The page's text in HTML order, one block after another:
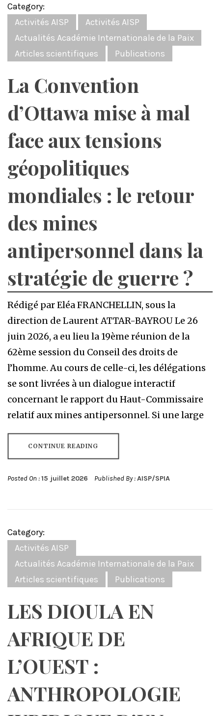
Category:
Activités AISP
Activités AISP
Actualités Académie Internationale de la Paix
Articles scientifiques
Publications
La Convention
d’Ottawa mise à mal
face aux tensions
géopolitiques
mondiales : le retour
des mines
antipersonnel dans la
stratégie de guerre ?
Rédigé par Eléa FRANCHELLIN, sous la
direction de Laurent ATTAR-BAYROU Le 26
juin 2026, a eu lieu la 19ème réunion de la
62ème session du Conseil des droits de
l’homme. Au cours de celle-ci, les délégations
se sont livrées à un dialogue interactif
concernant le rapport du Haut-Commissaire
relatif aux mines antipersonnel. Si une large
CONTINUE READING
Posted On :15 juillet 2026 Published By :AISP/SPIA
Category:
Activités AISP
Actualités Académie Internationale de la Paix
Articles scientifiques
Publications
LES DIOULA EN
AFRIQUE DE
L’OUEST :
ANTHROPOLOGIE